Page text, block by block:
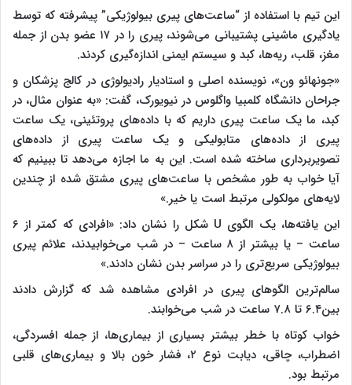
این تیم با استفاده از “ساعت‌های پیری بیولوژیکی” پیشرفته که توسط
یادگیری ماشینی پشتیبانی می‌شوند، پیری را در ۱۷ عضو بدن از جمله
مغز، قلب، ریه‌ها، کبد و سیستم ایمنی اندازه‌گیری کردند.
«جونهائو ون»، نویسنده اصلی و استادیار رادیولوژی در کالج پزشکان و
جراحان دانشگاه کلمبیا واگلوس در نیویورک، گفت: «به عنوان مثال، در
کبد، ما یک ساعت پیری داریم که با داده‌های پروتئینی، یک ساعت
پیری از داده‌های متابولیکی و یک ساعت پیری از داده‌های
تصویربرداری ساخته شده است. این به ما اجازه می‌دهد تا ببینیم که
آیا خواب به طور مشخص با ساعت‌های پیری مشتق شده از چندین
لایه‌های مولکولی مرتبط است یا خیر.»
این یافته‌ها، یک الگوی U شکل را نشان داد: «افرادی که کمتر از ۶
ساعت – یا بیشتر از ۸ ساعت – در شب می‌خوابیدند، علائم پیری
بیولوژیکی سریع‌تری را در سراسر بدن نشان دادند.»
سالم‌ترین الگوهای پیری در افرادی مشاهده شد که گزارش دادند
بین۶.۴ تا ۷.۸ ساعت در شب می‌خوابند.
خواب کوتاه با خطر بیشتر بسیاری از بیماری‌ها، از جمله افسردگی،
اضطراب، چاقی، دیابت نوع ۲، فشار خون بالا و بیماری‌های قلبی
مرتبط بود.